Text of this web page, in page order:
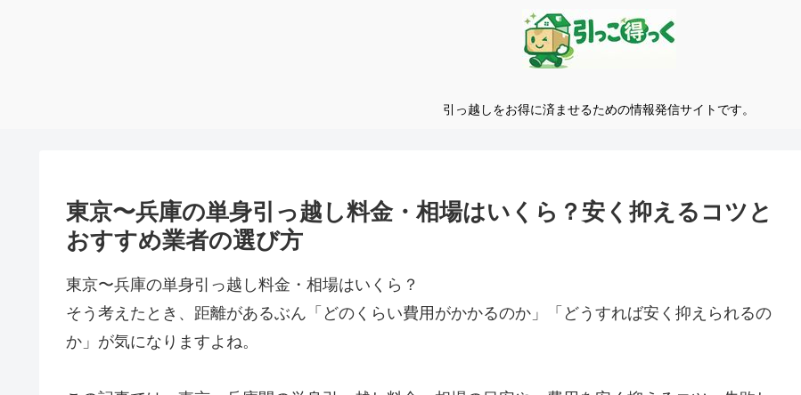
引っ越しをお得に済ませるための情報発信サイトです。
東京〜兵庫の単身引っ越し料金・相場はいくら？安く抑えるコツと
おすすめ業者の選び方
東京〜兵庫の単身引っ越し料金・相場はいくら？
そう考えたとき、距離があるぶん「どのくらい費用がかかるのか」「どうすれば安く抑えられるの
か」が気になりますよね。